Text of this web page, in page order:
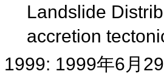
Landslide
accretion
1999: 1999年6月